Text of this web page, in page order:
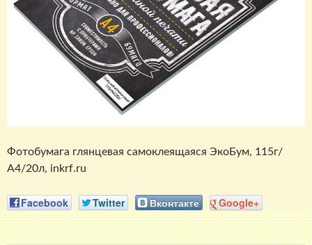
Фотобумага глянцевая самоклеящаяся ЭкоБум, 115г/
А4/20л, inkrf.ru
Facebook Twitter Вконтакте Google+